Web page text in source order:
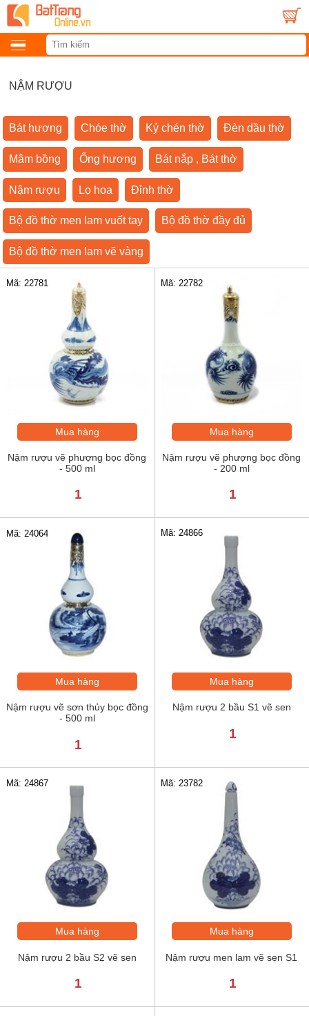
NẬM RƯỢU
Bát hương Chóe thờ Kỷ chén thờ Đèn dầu thờ
Mâm bồng Ống hương Bát nắp , Bát thờ
Nậm rượu Lọ hoa Đỉnh thờ
Bộ đồ thờ men lam vuốt tay Bộ đồ thờ đầy đủ
Bộ đồ thờ men lam vẽ vàng
Mã: 22781
Mua hàng
Nậm rượu vẽ phượng bọc đồng
- 500 ml
1
Mã: 22782
Mua hàng
Nậm rượu vẽ phượng bọc đồng
- 200 ml
1
Mã: 24064
Mua hàng
Nậm rượu vẽ sơn thủy bọc đồng
- 500 ml
1
Mã: 24866
Mua hàng
Nậm rượu 2 bầu S1 vẽ sen
1
Mã: 24867
Mua hàng
Nậm rượu 2 bầu S2 vẽ sen
1
Mã: 23782
Mua hàng
Nậm rượu men lam vẽ sen S1
1